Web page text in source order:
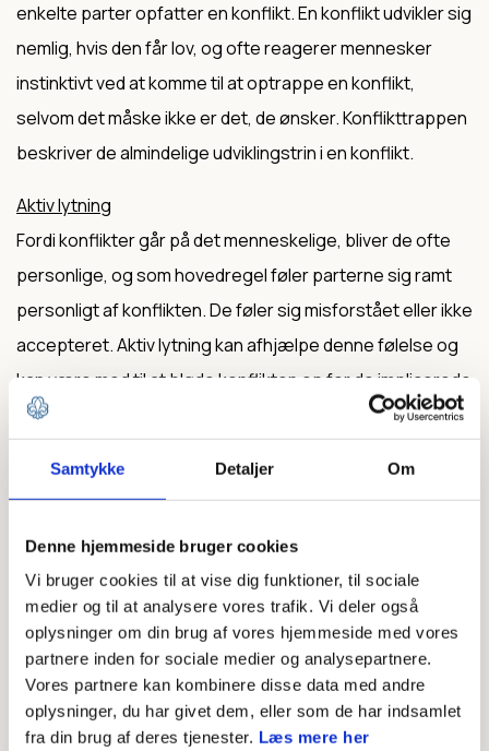
Samtykke Detaljer Om
Denne hjemmeside bruger cookies
Vi bruger cookies til at vise dig funktioner, til sociale
medier og til at analysere vores trafik. Vi deler også
oplysninger om din brug af vores hjemmeside med vores
partnere inden for sociale medier og analysepartnere.
Vores partnere kan kombinere disse data med andre
oplysninger, du har givet dem, eller som de har indsamlet
fra din brug af deres tjenester. Læs mere her
enkelte parter opfatter en konflikt. En konflikt udvikler sig
nemlig, hvis den får lov, og ofte reagerer mennesker
instinktivt ved at komme til at optrappe en konflikt,
selvom det måske ikke er det, de ønsker. Konflikttrappen
beskriver de almindelige udviklingstrin i en konflikt.
Aktiv lytning
Fordi konflikter går på det menneskelige, bliver de ofte
personlige, og som hovedregel føler parterne sig ramt
personligt af konflikten. De føler sig misforstået eller ikke
accepteret. Aktiv lytning kan afhjælpe denne følelse og
kan være med til at bløde konflikten op for de implicerede
parter. Aktiv lytning er:
Se på personen du taler med.
Stil åbne spørgsmål - vis, at du interesserer dig for,
hvad der bliver sagt, men pas på med "hvorfor"
Sig til, hvis du ikke forstår det, der bliver sagt
Gentag det, du hører
Afbryd ikke selvom du tror, du kender situationen
Skift ikke emne, før den anden har sagt sit budskab
færdigt